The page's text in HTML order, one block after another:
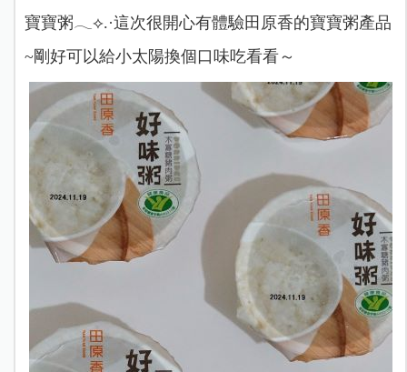
寶寶粥︎︎𓂃⟡.·這次很開心有體驗田原香的寶寶粥產品
~剛好可以給小太陽換個口味吃看看～